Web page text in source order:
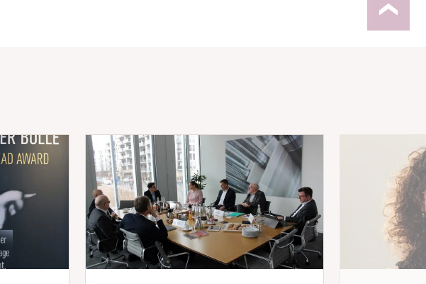
schafft: Auszeichnung mit dem Transparenten Bullen 2025
Mehr erfahren: „Man muss ein paar schlechte Phasen durchgemacht